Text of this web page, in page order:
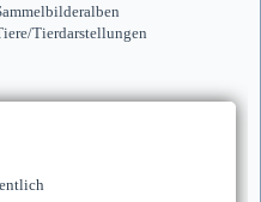
Tierdarstellungen